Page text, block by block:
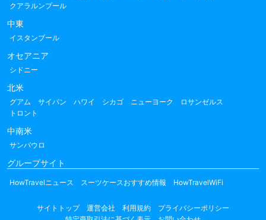
クアラルンプール
中東
イスタンブール
オセアニア
シドニー
北米
グアム サイパン ハワイ シカゴ ニューヨーク
ロサンゼルス
トロント
中南米
サンパウロ
グループサイト
HowTravelニュース スーツケースおすすめ情報 HowTravelWiFi
サイトトップ 運営会社 利用規約
プライバシーポリシー